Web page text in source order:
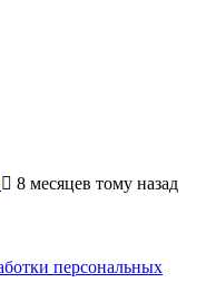
8 месяцев тому назад
персональных